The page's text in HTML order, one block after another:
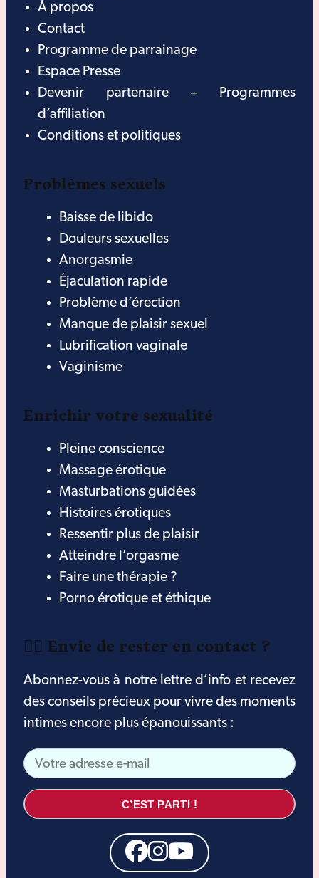
À propos
Contact
Programme de parrainage
Espace Presse
Devenir partenaire – Programmes
d’affiliation
Conditions et politiques
Problèmes sexuels
Baisse de libido
Douleurs sexuelles
Anorgasmie
Éjaculation rapide
Problème d’érection
Manque de plaisir sexuel
Lubrification vaginale
Vaginisme
Enrichir votre sexualité
Pleine conscience
Massage érotique
Masturbations guidées
Histoires érotiques
Ressentir plus de plaisir
Atteindre l’orgasme
Faire une thérapie ?
Porno érotique et éthique
❤️‍🔥 Envie de rester en contact ?
Abonnez-vous à notre lettre d’info et recevez
des conseils précieux pour vivre des moments
intimes encore plus épanouissants :
C’EST PARTI !